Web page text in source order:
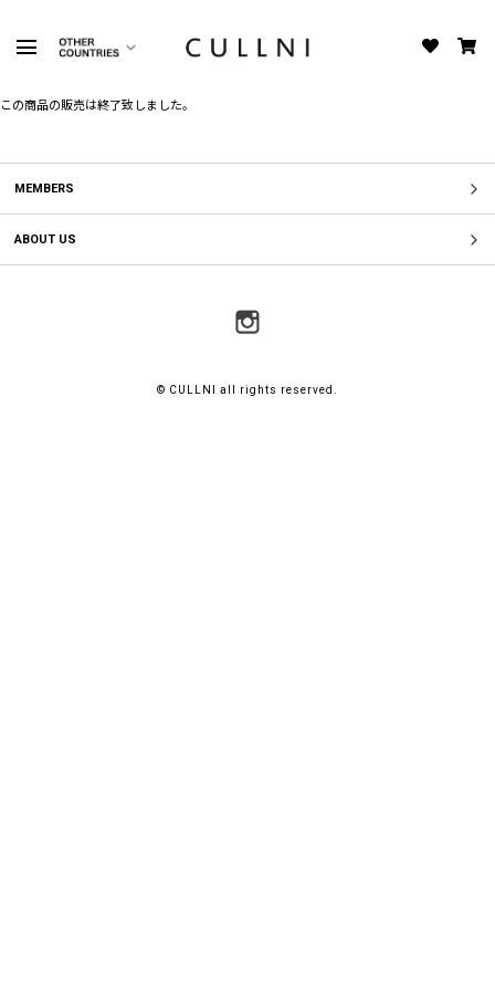
この商品の販売は終了致しました。
MEMBERS
ABOUT US
© CULLNI all rights reserved.